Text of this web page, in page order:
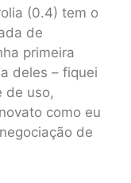
(0.4) tem o
de
primeira
deles – fiquei
de uso,
como eu
de